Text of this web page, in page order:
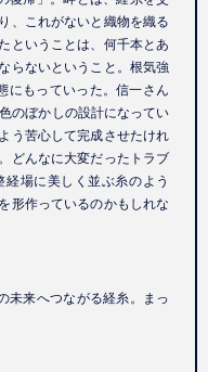
、これがないと織物を織る
ということは、何千本とあ
らないということ。根気強
にもっていった。信一さん
のぼかしの設計になってい
う苦心して完成させたけれ
どんなに大変だったトラブ
場に美しく並ぶ糸のよう
形作っているのかもしれな
未来へつながる経糸。まっ